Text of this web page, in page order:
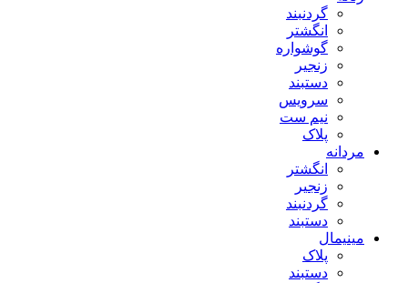
گردنبند
انگشتر
گوشواره
زنجیر
دستبند
سرویس
نیم ست
پلاک
مردانه
انگشتر
زنجیر
گردنبند
دستبند
مینیمال
پلاک
دستبند